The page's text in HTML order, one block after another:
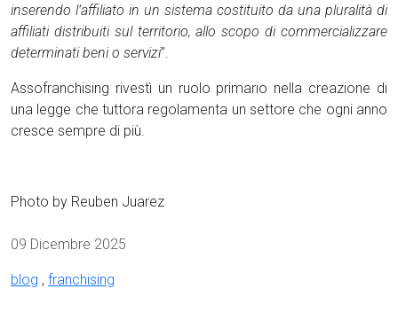
inserendo l’affiliato in un sistema costituito da una pluralità di
affiliati distribuiti sul territorio, allo scopo di commercializzare
determinati beni o servizi”.
Assofranchising rivestì un ruolo primario nella creazione di
una legge che tuttora regolamenta un settore che ogni anno
cresce sempre di più.
Photo by Reuben Juarez
Dettagli
09 Dicembre 2025
blog , franchising